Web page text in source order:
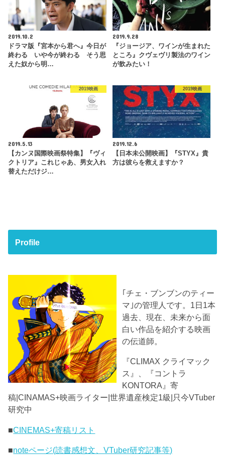
2019.10.2
ドラマ版『宮本から君へ』今日が
終わる いや今が終わる そう思
えた奴から明…
2019.9.28
『ジョージア、ワインが生まれた
ところ』クヴェヴリ製法のワイン
が飲みたい！
2019映画
2019.5.13
【カンヌ国際映画祭特集】『ヴィ
クトリア』これじゃあ、男女入れ
替えただけジ…
2019映画
2019.12.6
【日本未公開映画】『STYX』貴
方は彼らを救えますか？
Profile
｢チェ・ブンブンのティー
マ｣の管理人です。1日1本
過去、現在、未来から面
白い作品を紹介する映画
の伝道師。
『CLIMAX クライマック
ス』、『コントラ
KONTORA』寄
稿|CINAMAS+映画ライター|世界遺産検定1級|只今VTuber
研究中
■CINEMAS+寄稿リスト
■noteページ(読書感想文、VTuber研究記事等)